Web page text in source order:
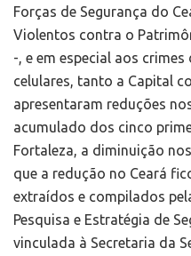
Forças de Segurança do
Violentos contra o
-, e em especial aos
celulares, tanto a Capital
apresentaram reduções
acumulado dos cinco
Fortaleza, a diminuição
que a redução no Ceará
extraídos e compilados
Pesquisa e Estratégia de
vinculada à Secretaria da